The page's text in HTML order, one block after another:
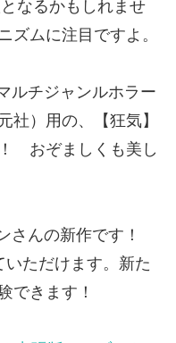
なるかもしれませ
ズムに注目ですよ。
チジャンルホラー
社）用の、【狂気】
おぞましくも美し
さんの新作です！
ただけます。新た
できます！